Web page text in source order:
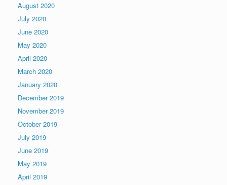
August 2020
July 2020
June 2020
May 2020
April 2020
March 2020
January 2020
December 2019
November 2019
October 2019
July 2019
June 2019
May 2019
April 2019